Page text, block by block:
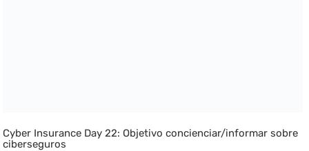
Cyber Insurance Day 22: Objetivo concienciar/informar sobre
ciberseguros